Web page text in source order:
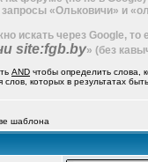
«Ольковичи» и
искать через Google, то
site:fgb.by» (без
AND чтобы определить слова,
слов, которых в результатах
шаблона